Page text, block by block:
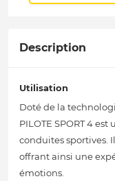
Description
Utilisation
Doté de la
PILOTE SPORT 4
conduites sportives.
offrant ainsi une
émotions.